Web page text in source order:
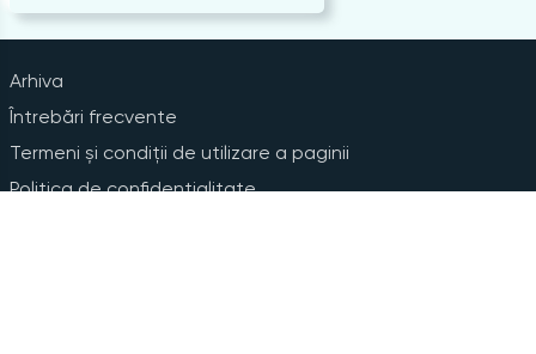
Arhiva
Întrebări frecvente
Termeni și condiții de utilizare a paginii
Politica de confidențialitate